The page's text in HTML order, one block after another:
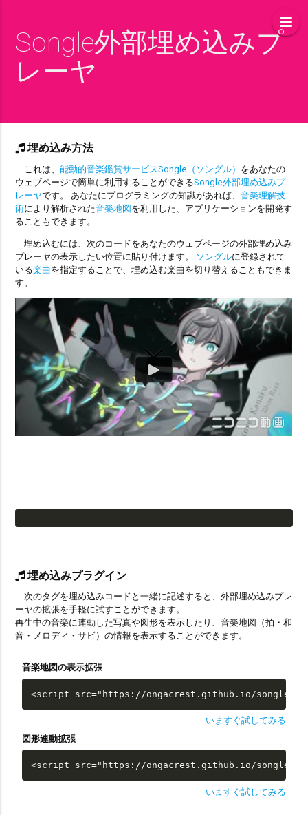
Songle外部埋め込みプ
レーヤ
埋め込み方法
これは、能動的音楽鑑賞サービスSongle（ソングル） をあなたの
ウェブページで簡単に利用することができるSongle外部埋め込みプ
レーヤです。 あなたにプログラミングの知識があれば、音楽理解技
術により解析された音楽地図を利用した、アプリケーションを開発す
ることもできます。
埋め込むには、次のコードをあなたのウェブページの外部埋め込み
プレーヤの表示したい位置に貼り付けます。 ソングルに登録されて
いる楽曲を指定することで、埋め込む楽曲を切り替えることもできま
す。
埋め込みプラグイン
次のタグを埋め込みコードと一緒に記述すると、外部埋め込みプレ
ーヤの拡張を手軽に試すことができます。
再生中の音楽に連動した写真や図形を表示したり、音楽地図（拍・和
音・メロディ・サビ）の情報を表示することができます。
音楽地図の表示拡張
<script src="https://ongacrest.github.io/songle-
いますぐ試してみる
図形連動拡張
<script src="https://ongacrest.github.io/songle-
いますぐ試してみる